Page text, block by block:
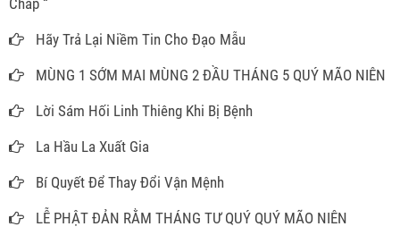
Chấp “
Hãy Trả Lại Niềm Tin Cho Đạo Mẫu
MÙNG 1 SỚM MAI MÙNG 2 ĐẦU THÁNG 5 QUÝ MÃO NIÊN
Lời Sám Hối Linh Thiêng Khi Bị Bệnh
La Hầu La Xuất Gia
Bí Quyết Để Thay Đổi Vận Mệnh
LỄ PHẬT ĐẢN RẰM THÁNG TƯ QUÝ QUÝ MÃO NIÊN